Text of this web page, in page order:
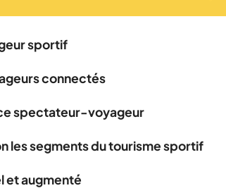
sportif
connectés
spectateur-voyageur
les segments du tourisme sportif
et augmenté